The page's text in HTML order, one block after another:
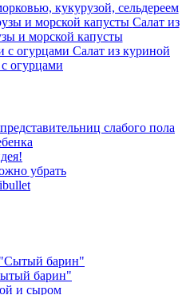
кукурузой, сельдереем
Салат из
и морской капусты
Салат из куриной
огурцами
слабого пола
убрать
барин"